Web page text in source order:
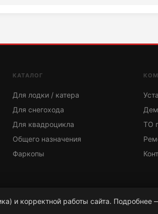
КАТАЛОГ
Для лодки / катера
Для снегохода
Для квадроцикла
Общего назначения
Фаркопы
ТО
и корректной работы сайта. Подробнее